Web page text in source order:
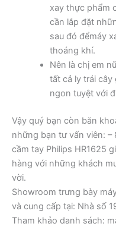
xay thực phẩm
cần lắp đặt
sau đó đểmáy
thoáng khí.
Nên là chị em
tất cả ly trái cây
ngon tuyệt với
Vậy quý bạn còn băn
những bạn tư vấn viên: –
cầm tay Philips HR1625
hàng với những khách
vời.
Showroom trưng bày
và cung cấp tại: Nhà số
Tham khảo danh sách: